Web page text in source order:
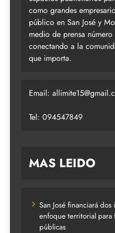
como grandes
público en San José y
medio de prensa
conectando a la
que importa.
Email:
Tel: 094547849
MAS LEIDO
San José financiará
enfoque territorial para
públicas